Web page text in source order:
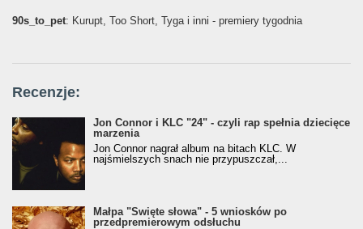
90s_to_pet: Kurupt, Too Short, Tyga i inni - premiery tygodnia
Recenzje:
Jon Connor i KLC "24" - czyli rap spełnia dziecięce
marzenia
Jon Connor nagrał album na bitach KLC. W
najśmielszych snach nie przypuszczał,...
Małpa "Święte słowa" - 5 wniosków po
przedpremierowym odsłuchu